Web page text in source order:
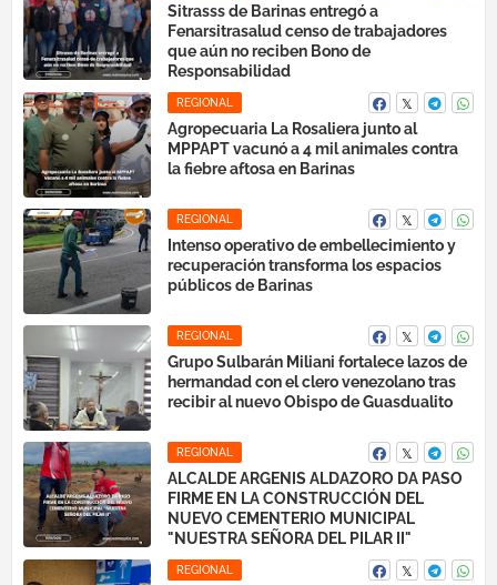
‎Sitrasss de Barinas entregó a
Fenarsitrasalud censo de trabajadores
que aún no reciben Bono de
Responsabilidad
REGIONAL
Agropecuaria La Rosaliera junto al
MPPAPT vacunó a 4 mil animales contra
la fiebre aftosa en Barinas
REGIONAL
Intenso operativo de embellecimiento y
recuperación transforma los espacios
públicos de Barinas
REGIONAL
Grupo Sulbarán Miliani fortalece lazos de
hermandad con el clero venezolano tras
recibir al nuevo Obispo de Guasdualito
REGIONAL
ALCALDE ARGENIS ALDAZORO DA PASO
FIRME EN LA CONSTRUCCIÓN DEL
NUEVO CEMENTERIO MUNICIPAL
"NUESTRA SEÑORA DEL PILAR II"
REGIONAL